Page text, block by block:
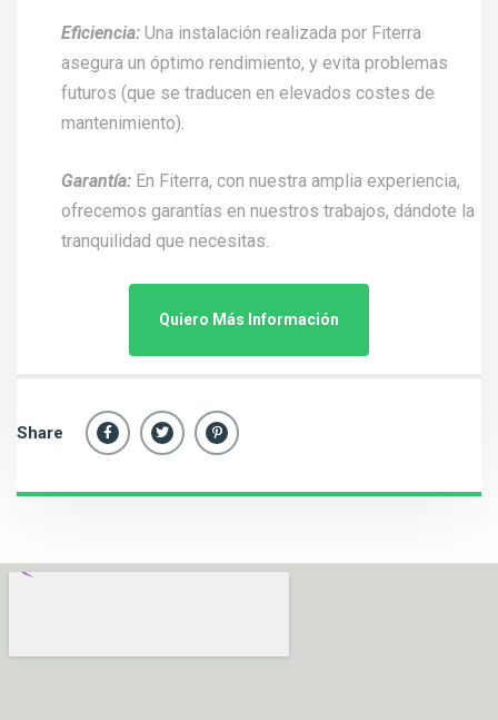
Eficiencia: Una instalación realizada por Fiterra
asegura un óptimo rendimiento, y evita problemas
futuros (que se traducen en elevados costes de
mantenimiento).
Garantía: En Fiterra, con nuestra amplia experiencia,
ofrecemos garantías en nuestros trabajos, dándote la
tranquilidad que necesitas.
Quiero Más Información
Share